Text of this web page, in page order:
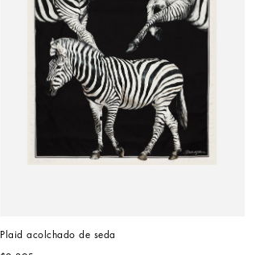
Plaid acolchado de seda